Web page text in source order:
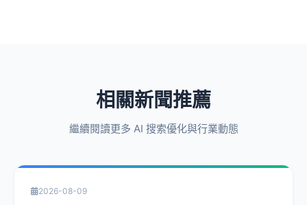
相關新聞推薦
繼續閱讀更多 AI 搜索優化與行業動態
2026-08-09